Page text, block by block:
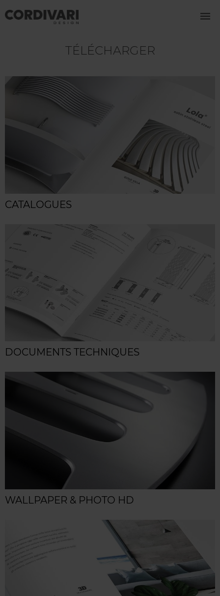
TÉLÉCHARGER
CATALOGUES
DOCUMENTS TECHNIQUES
WALLPAPER & PHOTO HD